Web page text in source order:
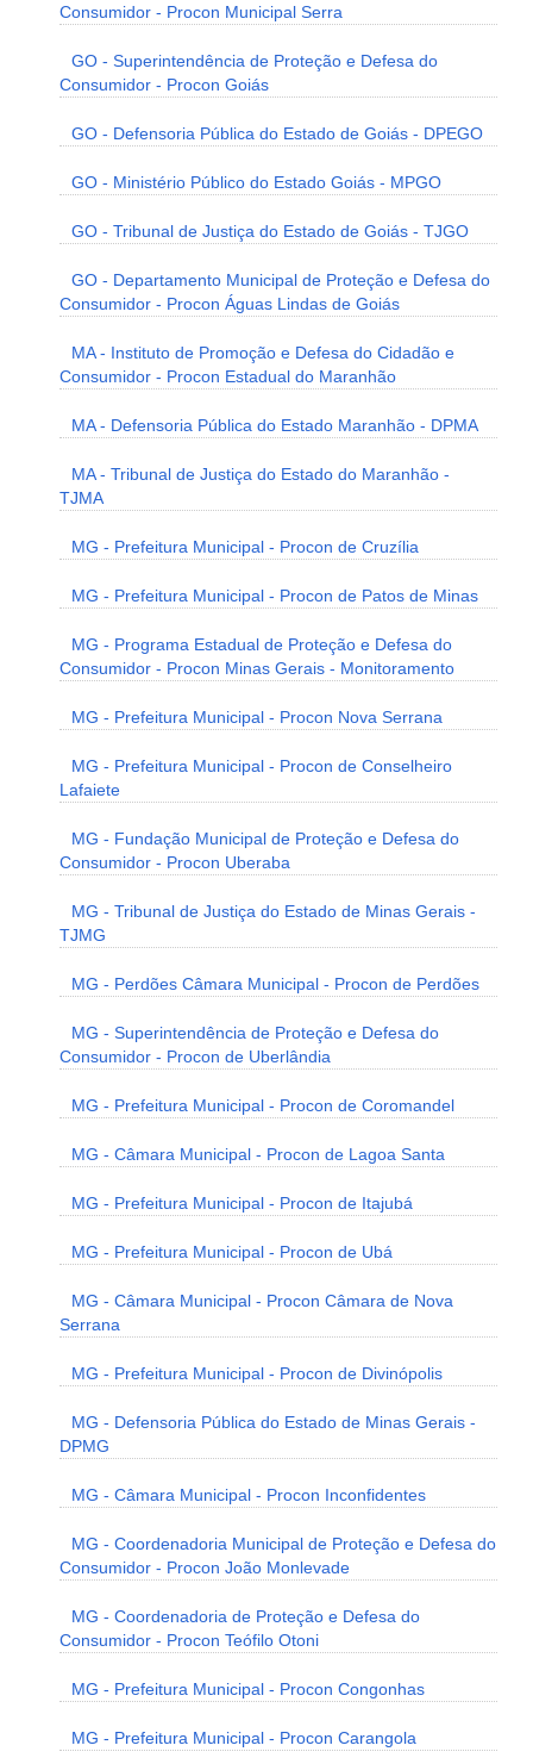
Consumidor - Procon Municipal Serra
GO - Superintendência de Proteção e Defesa do
Consumidor - Procon Goiás
GO - Defensoria Pública do Estado de Goiás - DPEGO
GO - Ministério Público do Estado Goiás - MPGO
GO - Tribunal de Justiça do Estado de Goiás - TJGO
GO - Departamento Municipal de Proteção e Defesa do
Consumidor - Procon Águas Lindas de Goiás
MA - Instituto de Promoção e Defesa do Cidadão e
Consumidor - Procon Estadual do Maranhão
MA - Defensoria Pública do Estado Maranhão - DPMA
MA - Tribunal de Justiça do Estado do Maranhão -
TJMA
MG - Prefeitura Municipal - Procon de Cruzília
MG - Prefeitura Municipal - Procon de Patos de Minas
MG - Programa Estadual de Proteção e Defesa do
Consumidor - Procon Minas Gerais - Monitoramento
MG - Prefeitura Municipal - Procon Nova Serrana
MG - Prefeitura Municipal - Procon de Conselheiro
Lafaiete
MG - Fundação Municipal de Proteção e Defesa do
Consumidor - Procon Uberaba
MG - Tribunal de Justiça do Estado de Minas Gerais -
TJMG
MG - Perdões Câmara Municipal - Procon de Perdões
MG - Superintendência de Proteção e Defesa do
Consumidor - Procon de Uberlândia
MG - Prefeitura Municipal - Procon de Coromandel
MG - Câmara Municipal - Procon de Lagoa Santa
MG - Prefeitura Municipal - Procon de Itajubá
MG - Prefeitura Municipal - Procon de Ubá
MG - Câmara Municipal - Procon Câmara de Nova
Serrana
MG - Prefeitura Municipal - Procon de Divinópolis
MG - Defensoria Pública do Estado de Minas Gerais -
DPMG
MG - Câmara Municipal - Procon Inconfidentes
MG - Coordenadoria Municipal de Proteção e Defesa do
Consumidor - Procon João Monlevade
MG - Coordenadoria de Proteção e Defesa do
Consumidor - Procon Teófilo Otoni
MG - Prefeitura Municipal - Procon Congonhas
MG - Prefeitura Municipal - Procon Carangola